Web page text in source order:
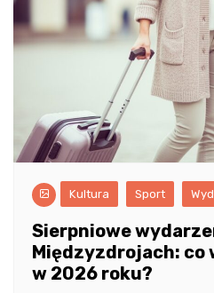
Kultura Sport
Sierpniowe
Międzyzdrojach: co
w 2026 roku?